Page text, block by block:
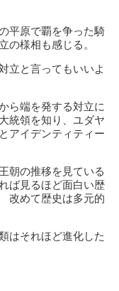
平原で覇を争った騎
の様相も感じる。
立と言ってもいいよ
ら端を発する対立に
統領を知り、ユダヤ
アイデンティティー
朝の推移を見ている
ば見るほど面白い歴
改めて歴史は多元的
はそれほど進化した